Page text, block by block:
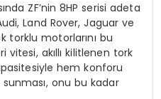
ZF’nin 8HP serisi adeta
Land Rover, Jaguar ve
torklu motorlarını bu
vitesi, akıllı kilitlenen tork
hem konforu
onu bu kadar